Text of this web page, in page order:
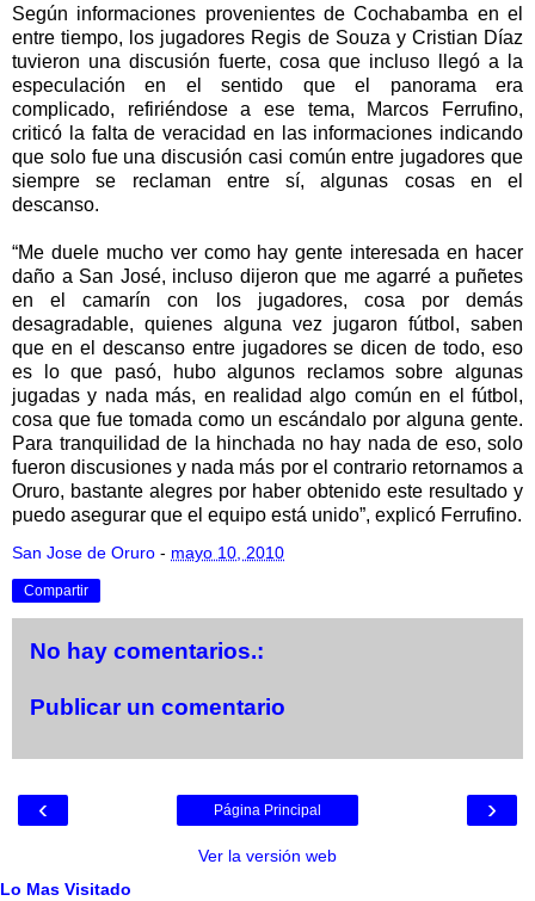
Según informaciones provenientes de Cochabamba en el
entre tiempo, los jugadores Regis de Souza y Cristian Díaz
tuvieron una discusión fuerte, cosa que incluso llegó a la
especulación en el sentido que el panorama era
complicado, refiriéndose a ese tema, Marcos Ferrufino,
criticó la falta de veracidad en las informaciones indicando
que solo fue una discusión casi común entre jugadores que
siempre se reclaman entre sí, algunas cosas en el
descanso.
“Me duele mucho ver como hay gente interesada en hacer
daño a San José, incluso dijeron que me agarré a puñetes
en el camarín con los jugadores, cosa por demás
desagradable, quienes alguna vez jugaron fútbol, saben
que en el descanso entre jugadores se dicen de todo, eso
es lo que pasó, hubo algunos reclamos sobre algunas
jugadas y nada más, en realidad algo común en el fútbol,
cosa que fue tomada como un escándalo por alguna gente.
Para tranquilidad de la hinchada no hay nada de eso, solo
fueron discusiones y nada más por el contrario retornamos a
Oruro, bastante alegres por haber obtenido este resultado y
puedo asegurar que el equipo está unido”, explicó Ferrufino.
San Jose de Oruro - mayo 10, 2010
Compartir
No hay comentarios.:
Publicar un comentario
‹ ›
Página Principal
Ver la versión web
Lo Mas Visitado